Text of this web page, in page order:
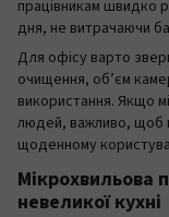
працівникам швидко
дня, не витрачаючи
Для офісу варто
очищення, об’єм
використання. Якщо
людей, важливо, щоб
щоденному
Мікрохвильова
невеликої кухні